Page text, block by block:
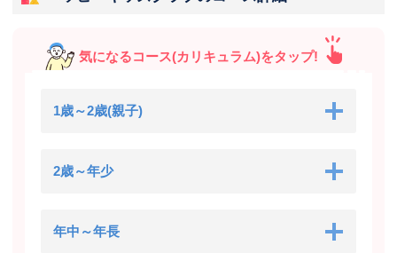
気になるコース(カリキュラム)をタップ!
1歳～2歳(親子)
2歳～年少
年中～年長